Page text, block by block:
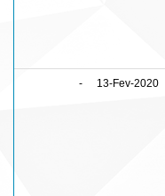
- 13-Fev-2020